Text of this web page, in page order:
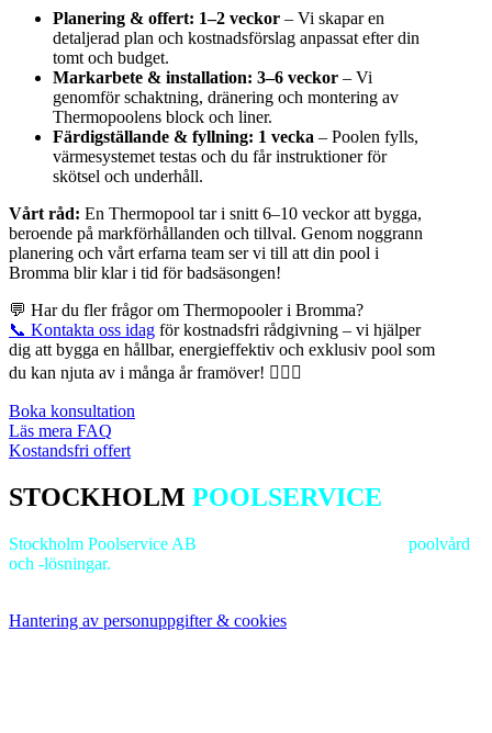
Planering & offert: 1–2 veckor – Vi skapar en
detaljerad plan och kostnadsförslag anpassat efter din
tomt och budget.
Markarbete & installation: 3–6 veckor – Vi
genomför schaktning, dränering och montering av
Thermopoolens block och liner.
Färdigställande & fyllning: 1 vecka – Poolen fylls,
värmesystemet testas och du får instruktioner för
skötsel och underhåll.
Vårt råd: En Thermopool tar i snitt 6–10 veckor att bygga,
beroende på markförhållanden och tillval. Genom noggrann
planering och vårt erfarna team ser vi till att din pool i
Bromma blir klar i tid för badsäsongen!
💬 Har du fler frågor om Thermopooler i Bromma?
📞 Kontakta oss idag för kostnadsfri rådgivning – vi hjälper
dig att bygga en hållbar, energieffektiv och exklusiv pool som
du kan njuta av i många år framöver! 🏊‍♂️✨
Boka konsultation
Läs mera FAQ
Kostandsfri offert
STOCKHOLM POOLSERVICE
Stockholm Poolservice AB
poolvård
och -lösningar.
Hantering av personuppgifter & cookies